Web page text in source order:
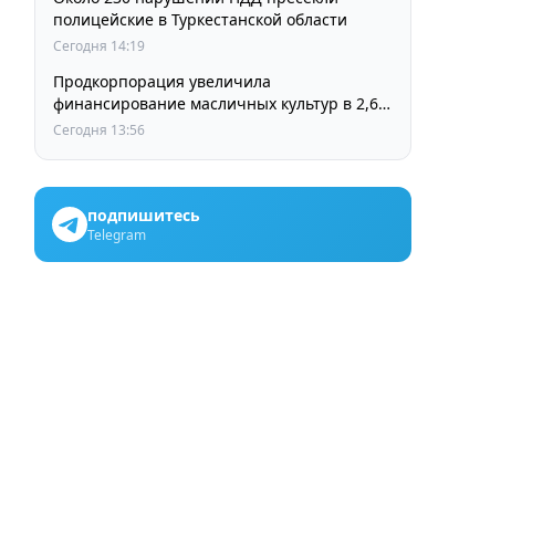
полицейские в Туркестанской области
Сегодня 14:19
Продкорпорация увеличила
финансирование масличных культур в 2,6
раза
Сегодня 13:56
подпишитесь
Telegram